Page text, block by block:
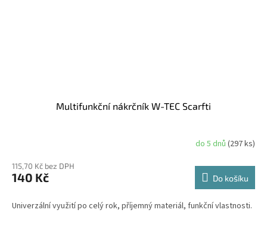
Multifunkční nákrčník W-TEC Scarfti
do 5 dnů (297 ks)
115,70 Kč bez DPH
140 Kč Do košíku
Univerzální využití po celý rok, příjemný materiál, funkční vlastnosti.